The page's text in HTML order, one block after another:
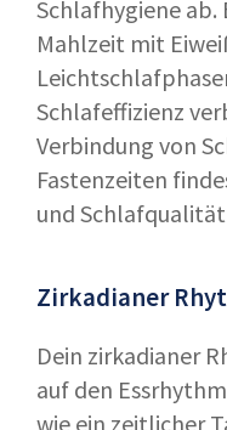
Schlafhygiene ab.
Mahlzeit mit
Schlafeffizienz
Verbindung von
Fastenzeiten
und Schlafqualität
Zirkadianer
Dein zirkadianer
auf den
wie ein zeitlicher